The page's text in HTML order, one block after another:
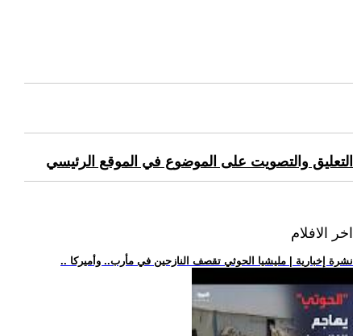
التعليق والتصويت على الموضوع في الموقع الرئيسي
اخر الافلام
.. نشرة إخبارية | مليشيا الحوثي تقصف النازحين في مأرب.. وأميركا